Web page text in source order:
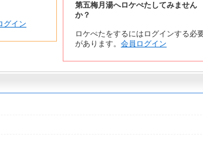
グイン
第五梅月湯へロケぺたしてみません
か？
ロケぺたをするにはログインする必
があります。 会員ログイン